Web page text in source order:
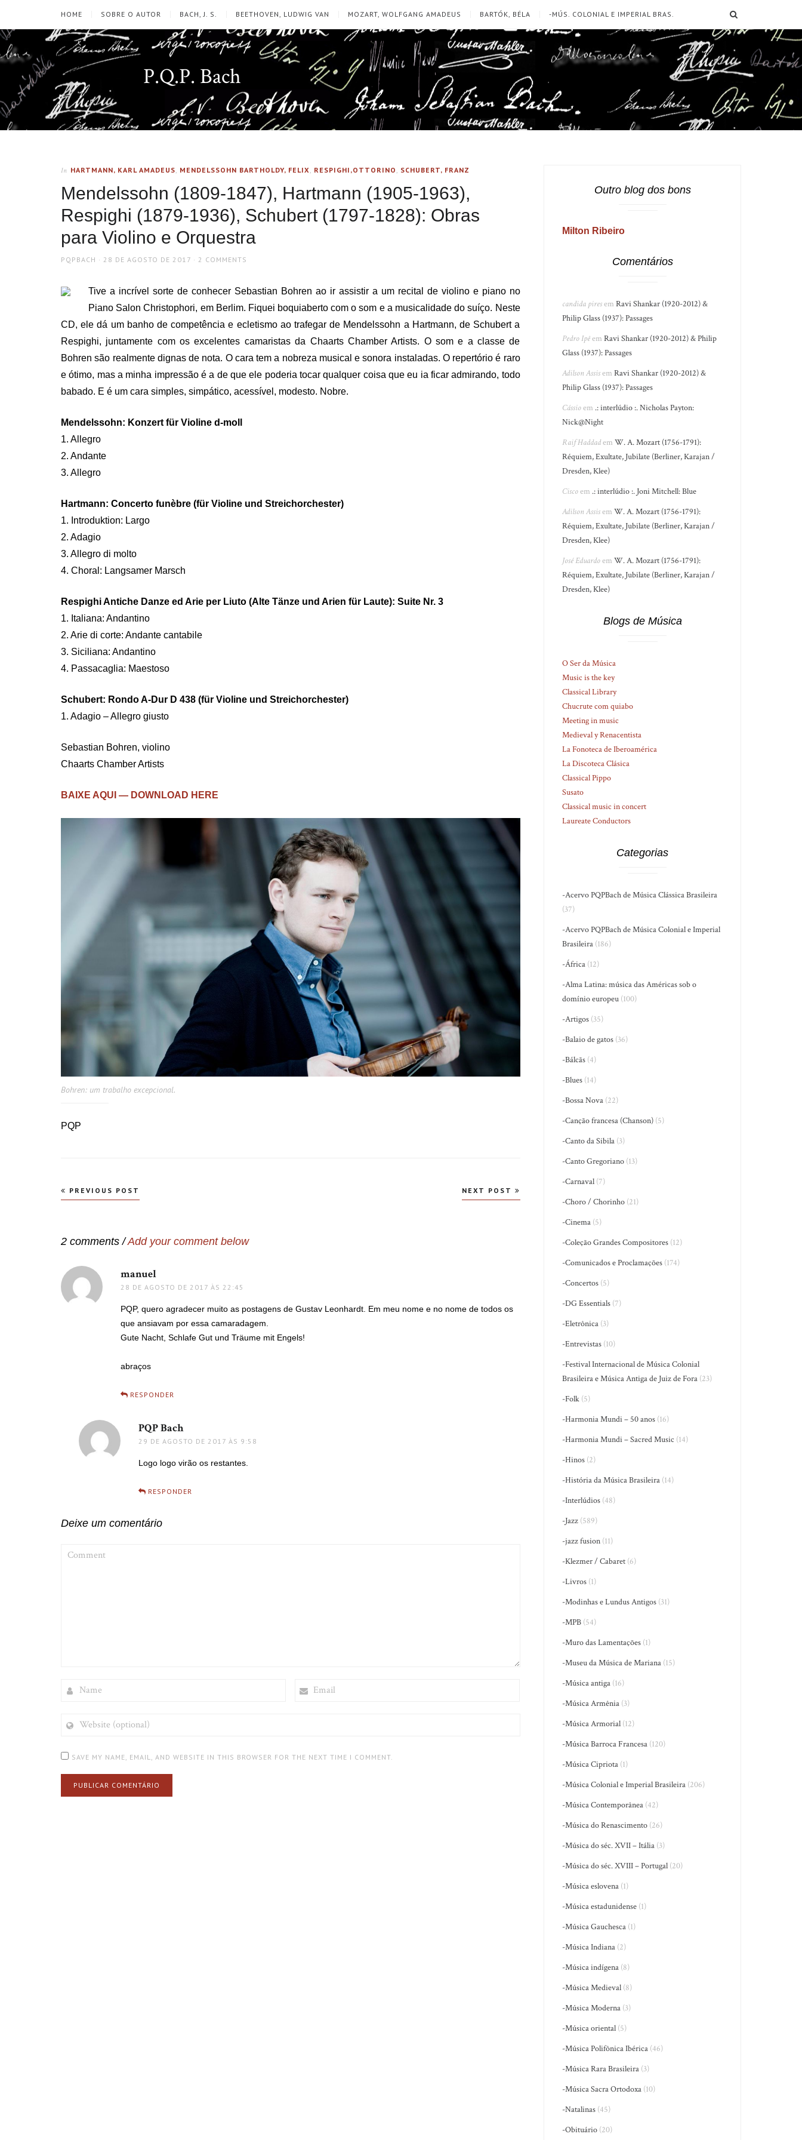
HOME SOBRE O AUTOR BACH, J. S. BEETHOVEN, LUDWIG VAN MOZART, WOLFGANG AMADEUS BARTÓK, BÉLA -MÚS. COLONIAL E IMPERIAL BRAS.
P.Q.P. Bach
In HARTMANN, KARL AMADEUS, MENDELSSOHN BARTHOLDY, FELIX, RESPIGHI,OTTORINO , SCHUBERT, FRANZ
Mendelssohn (1809-1847), Hartmann (1905-1963),
Respighi (1879-1936), Schubert (1797-1828): Obras
para Violino e Orquestra
AUTHOR
PQPBACH
POSTED
28 DE AGOSTO DE 2017 2 COMMENTS
Tive a incrível sorte de conhecer Sebastian Bohren ao ir assistir a um recital de violino e piano no
Piano Salon Christophori, em Berlim. Fiquei boquiaberto com o som e a musicalidade do suíço. Neste
CD, ele dá um banho de competência e ecletismo ao trafegar de Mendelssohn a Hartmann, de Schubert a
Respighi, juntamente com os excelentes camaristas da Chaarts Chamber Artists. O som e a classe de
Bohren são realmente dignas de nota. O cara tem a nobreza musical e sonora instaladas. O repertório é raro
e ótimo, mas a minha impressão é a de que ele poderia tocar qualquer coisa que eu ia ficar admirando, todo
babado. E é um cara simples, simpático, acessível, modesto. Nobre.
Mendelssohn: Konzert für Violine d-moll
1. Allegro
2. Andante
3. Allegro
Hartmann: Concerto funèbre (für Violine und Streichorchester)
1. Introduktion: Largo
2. Adagio
3. Allegro di molto
4. Choral: Langsamer Marsch
Respighi Antiche Danze ed Arie per Liuto (Alte Tänze und Arien für Laute): Suite Nr. 3
1. Italiana: Andantino
2. Arie di corte: Andante cantabile
3. Siciliana: Andantino
4. Passacaglia: Maestoso
Schubert: Rondo A-Dur D 438 (für Violine und Streichorchester)
1. Adagio – Allegro giusto
Sebastian Bohren, violino
Chaarts Chamber Artists
BAIXE AQUI — DOWNLOAD HERE
Bohren: um trabalho excepcional.
PQP
Navegação
PREVIOUS POST NEXT POST
2 comments /Add your comment below
manuel
28 DE AGOSTO DE 2017 ÀS 22:45
PQP, quero agradecer muito as postagens de Gustav Leonhardt. Em meu nome e no nome de todos os
que ansiavam por essa camaradagem.
Gute Nacht, Schlafe Gut und Träume mit Engels!
abraços
RESPONDER
PQP Bachdisse:
29 DE AGOSTO DE 2017 ÀS 9:58
Logo logo virão os restantes.
RESPONDER
Deixe um comentário
(OPTIONAL)
SAVE MY NAME, EMAIL, AND WEBSITE IN THIS BROWSER FOR THE NEXT TIME I COMMENT.
Outro blog dos bons
Milton Ribeiro
Comentários
candida piresemRavi Shankar (1920-2012) &
Philip Glass (1937): Passages
Pedro IpêemRavi Shankar (1920-2012) & Philip
Glass (1937): Passages
Adilson AssisemRavi Shankar (1920-2012) &
Philip Glass (1937): Passages
Cássioem .: interlúdio :. Nicholas Payton:
Nick@Night
Raif HaddademW. A. Mozart (1756-1791):
Réquiem, Exultate, Jubilate (Berliner, Karajan /
Dresden, Klee)
Ciscoem .: interlúdio :. Joni Mitchell: Blue
Adilson AssisemW. A. Mozart (1756-1791):
Réquiem, Exultate, Jubilate (Berliner, Karajan /
Dresden, Klee)
José EduardoemW. A. Mozart (1756-1791):
Réquiem, Exultate, Jubilate (Berliner, Karajan /
Dresden, Klee)
Blogs de Música
O Ser da Música
Music is the key
Classical Library
Chucrute com quiabo
Meeting in music
Medieval y Renacentista
La Fonoteca de Iberoamérica
La Discoteca Clásica
Classical Pippo
Susato
Classical music in concert
Laureate Conductors
Categorias
-Acervo PQPBach de Música Clássica Brasileira
(37)
-Acervo PQPBach de Música Colonial e Imperial
Brasileira (186)
-África (12)
-Alma Latina: música das Américas sob o
domínio europeu (100)
-Artigos (35)
-Balaio de gatos (36)
-Bálcãs (4)
-Blues (14)
-Bossa Nova (22)
-Canção francesa (Chanson) (5)
-Canto da Sibila (3)
-Canto Gregoriano (13)
-Carnaval (7)
-Choro / Chorinho (21)
-Cinema (5)
-Coleção Grandes Compositores (12)
-Comunicados e Proclamações (174)
-Concertos (5)
-DG Essentials (7)
-Eletrônica (3)
-Entrevistas (10)
-Festival Internacional de Música Colonial
Brasileira e Música Antiga de Juiz de Fora (23)
-Folk (5)
-Harmonia Mundi – 50 anos (16)
-Harmonia Mundi – Sacred Music (14)
-Hinos (2)
-História da Música Brasileira (14)
-Interlúdios (48)
-Jazz (589)
-jazz fusion (11)
-Klezmer / Cabaret (6)
-Livros (1)
-Modinhas e Lundus Antigos (31)
-MPB (54)
-Muro das Lamentações (1)
-Museu da Música de Mariana (15)
-Música antiga (16)
-Música Armênia (3)
-Música Armorial (12)
-Música Barroca Francesa (120)
-Música Cipriota (1)
-Música Colonial e Imperial Brasileira (206)
-Música Contemporânea (42)
-Música do Renascimento (26)
-Música do séc. XVII – Itália (3)
-Música do séc. XVIII – Portugal (20)
-Música eslovena (1)
-Música estadunidense (1)
-Música Gauchesca (1)
-Música Indiana (2)
-Música indígena (8)
-Música Medieval (8)
-Música Moderna (3)
-Música oriental (5)
-Música Polifônica Ibérica (46)
-Música Rara Brasileira (3)
-Música Sacra Ortodoxa (10)
-Natalinas (45)
-Obituário (20)